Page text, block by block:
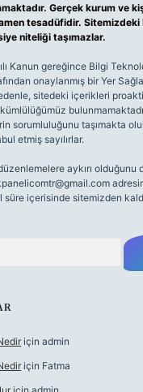
Gerçek kurum ve
tesadüfidir.
niteliği taşımazlar.
Kanun gereğince Bilgi
onaylanmış bir Yer
sitedeki içerikleri
sorumluluğunu taşımakta
etmiş sayılırlar.
aykırı olduğunu
içerisinde sitemizden
için admin
için Fatma